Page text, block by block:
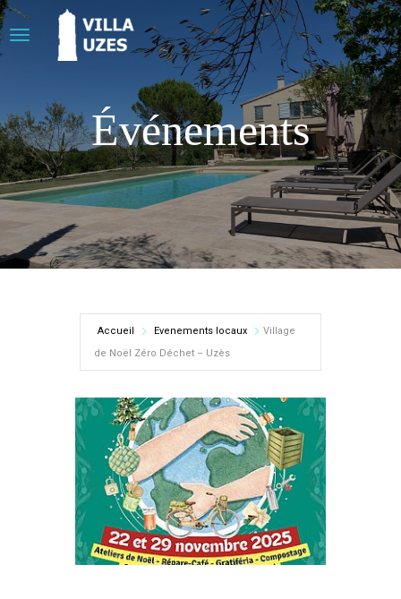
Événements
Accueil Evenements locaux
Village
de Noël Zéro Déchet – Uzès